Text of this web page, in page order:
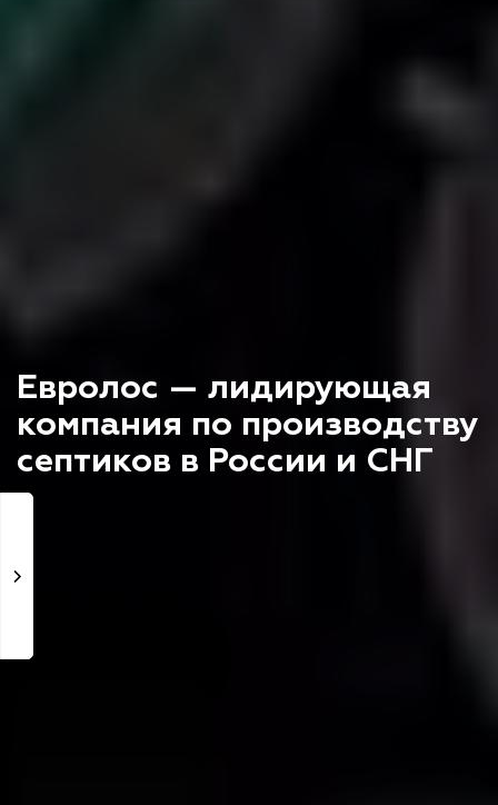
Евролос — лидирующая
компания по производству
септиков в России и СНГ